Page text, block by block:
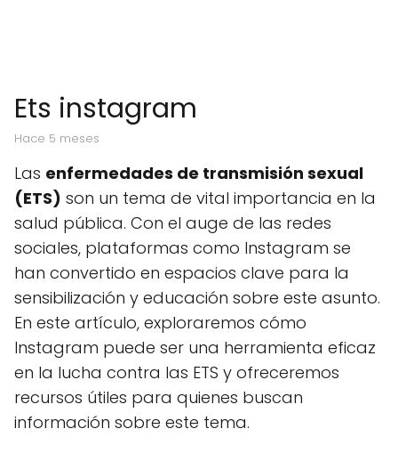
Ets instagram
hace 5 meses
Las enfermedades de transmisión sexual
(ETS) son un tema de vital importancia en la
salud pública. Con el auge de las redes
sociales, plataformas como Instagram se
han convertido en espacios clave para la
sensibilización y educación sobre este asunto.
En este artículo, exploraremos cómo
Instagram puede ser una herramienta eficaz
en la lucha contra las ETS y ofreceremos
recursos útiles para quienes buscan
información sobre este tema.